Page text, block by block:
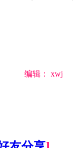
编辑： xwj